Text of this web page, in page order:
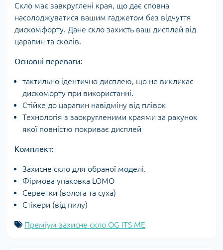
Скло має завкруглені края, що дає сповна
насолоджуватися вашим гаджетом без відчуття
дискомфорту. Дане скло захисть ваш дисплей від
царапин та сколів.
Основні переваги:
тактильно ідентично дисплею, що не викликає
дискоморту при використанні.
Стійке до царапин навідміну від плівок
Технологія з заокругленими краями за рахунок
якої повністю покриває дисплей
Комплект:
Захисне скло для обраної моделі.
Фірмова упаковка LOMO
Серветки (волога та суха)
Стікери (від пилу)
Преміум захисне скло OG ITS ME